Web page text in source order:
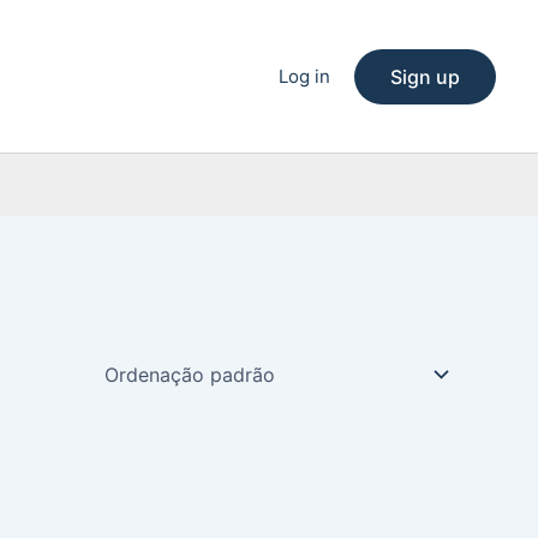
Log in Sign up